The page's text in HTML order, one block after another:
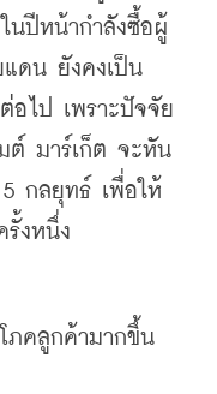
นปีหน้ากำลังซื้อผู้
ดน ยังคงเป็น
อไป เพราะปัจจัย
ต์ มาร์เก็ต จะหัน
กลยุทธ์ เพื่อให้
งหนึ่ง
ภคลูกค้ามากขึ้น